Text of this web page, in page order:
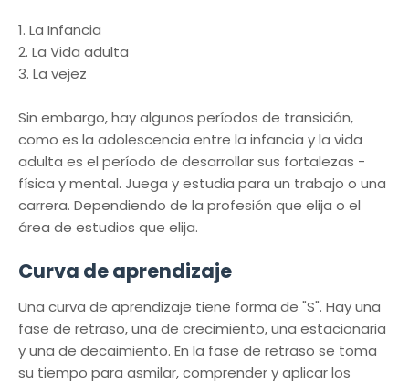
1. La Infancia
2. La Vida adulta
3. La vejez
Sin embargo, hay algunos períodos de transición,
como es la adolescencia entre la infancia y la vida
adulta es el período de desarrollar sus fortalezas -
física y mental. Juega y estudia para un trabajo o una
carrera. Dependiendo de la profesión que elija o el
área de estudios que elija.
Curva de aprendizaje
Una curva de aprendizaje tiene forma de "S". Hay una
fase de retraso, una de crecimiento, una estacionaria
y una de decaimiento. En la fase de retraso se toma
su tiempo para asmilar, comprender y aplicar los